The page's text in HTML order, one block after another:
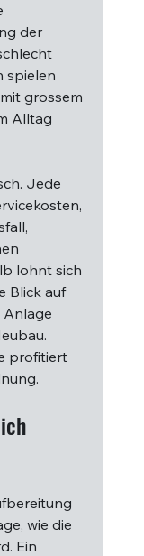
der
spielen
grossem
Alltag
Jede
lohnt sich
Blick auf
Anlage
profitiert
wie die
Ein